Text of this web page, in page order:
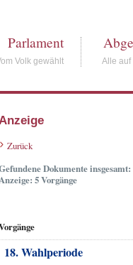
Parlament
Volk gewählt Alle auf
Zurück
Dokumente insgesamt:
5 Vorgänge
18. Wahlperiode